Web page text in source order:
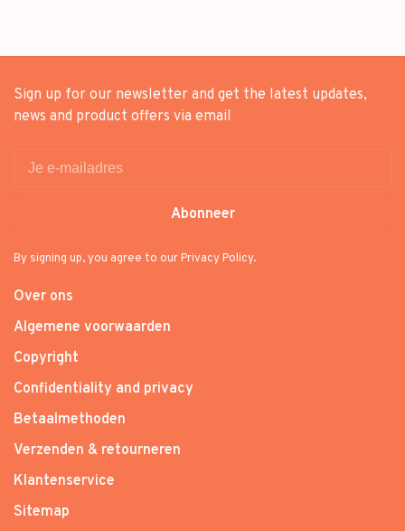
Sign up for our newsletter and get the latest updates,
news and product offers via email
Abonneer
By signing up, you agree to our Privacy Policy.
Over ons
Algemene voorwaarden
Copyright
Confidentiality and privacy
Betaalmethoden
Verzenden & retourneren
Klantenservice
Sitemap